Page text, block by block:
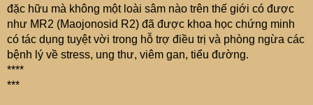
đặc hữu mà không một loài sâm nào trên thế giới có được
như MR2 (Maojonosid R2) đã được khoa học chứng minh
có tác dụng tuyệt vời trong hỗ trợ điều trị và phòng ngừa các
bệnh lý về stress, ung thư, viêm gan, tiểu đường.
****
***